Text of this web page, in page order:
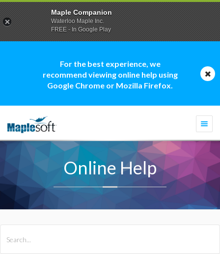
For the best experience, we
recommend viewing online help using
Google Chrome or Mozilla Firefox.
Online Help
Maple Companion
Waterloo Maple Inc.
FREE - In Google Play